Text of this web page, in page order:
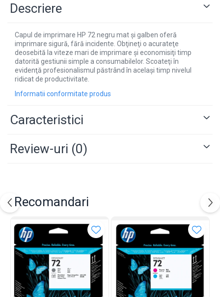
Descriere
Capul de imprimare HP 72 negru mat şi galben oferă
imprimare sigură, fără incidente. Obţineţi o acurateţe
deosebită la viteze mari de imprimare şi economisiţi timp
datorită gestiunii simple a consumabilelor. Scoateţi în
evidenţă profesionalismul păstrând în acelaşi timp nivelul
ridicat de productivitate.
Informatii conformitate produs
Caracteristici
Review-uri (0)
Recomandari